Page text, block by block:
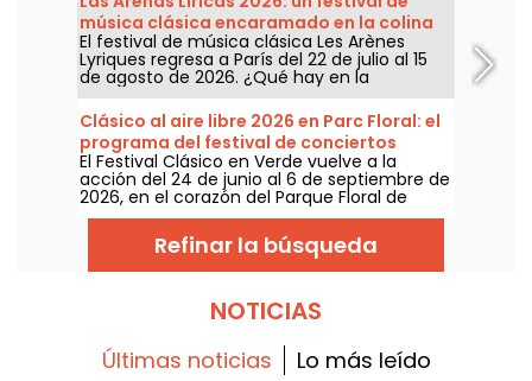
y Kavinsky ya había causado revuelo antes
de su lanzamiento oficial.
música clásica encaramado en la colina
de Montmartre
El festival de música clásica Les Arènes
Lyriques regresa a París del 22 de julio al 15
de agosto de 2026. ¿Qué hay en la
programación? Nada menos que 16
conciertos en las Arènes de Montmartre, un
marco idílico para escuchar los grandes
clásicos.
Clásico al aire libre 2026 en Parc Floral: el
programa del festival de conciertos
gratuitos
El Festival Clásico en Verde vuelve a la
acción del 24 de junio al 6 de septiembre de
2026, en el corazón del Parque Floral de
París. Una vez más, Classique au Vert invita a
melómanos y a principiantes a disfrutar de
un buen ritmo y de un buen tiempo junto a
artistas ya consagrados y en ascenso.
Refinar la búsqueda
NOTICIAS
Últimas noticias Lo más leído